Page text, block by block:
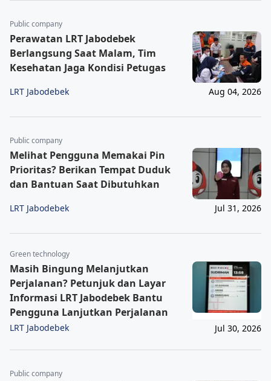
Public company
Perawatan LRT Jabodebek
Berlangsung Saat Malam, Tim
Kesehatan Jaga Kondisi Petugas
LRT Jabodebek Aug 04, 2026
Public company
Melihat Pengguna Memakai Pin
Prioritas? Berikan Tempat Duduk
dan Bantuan Saat Dibutuhkan
LRT Jabodebek Jul 31, 2026
Green technology
Masih Bingung Melanjutkan
Perjalanan? Petunjuk dan Layar
Informasi LRT Jabodebek Bantu
Pengguna Lanjutkan Perjalanan
LRT Jabodebek Jul 30, 2026
Public company